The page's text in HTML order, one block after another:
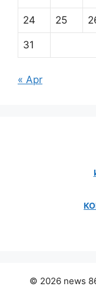
24 25
31
« Apr
© 2026 news